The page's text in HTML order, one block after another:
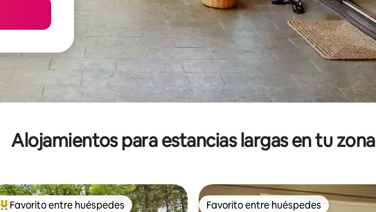
Alojamientos para estancias largas en tu zona
Favorito entre huéspedes Favorito entre huéspedes